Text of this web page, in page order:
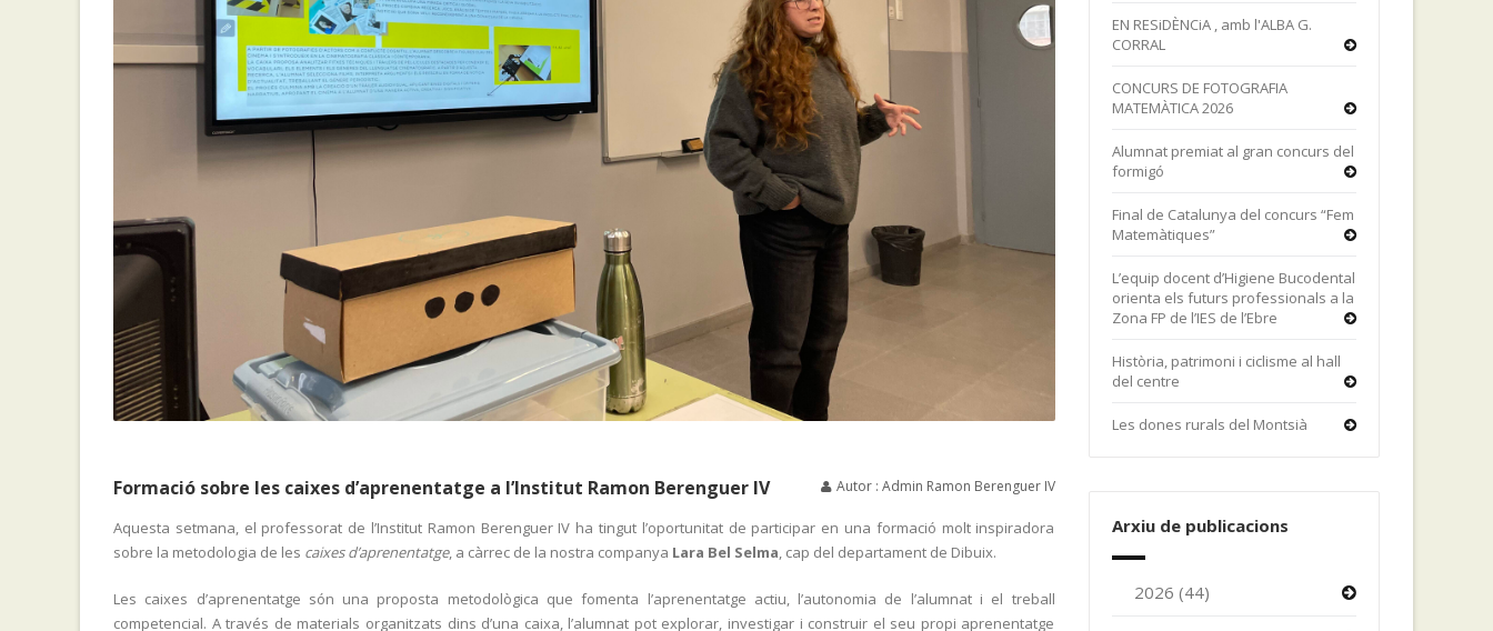
Formació sobre les caixes d’aprenentatge a l’Institut Ramon Berenguer IV Autor : Admin Ramon Berenguer IV
Aquesta setmana, el professorat de l’Institut Ramon Berenguer IV ha tingut l’oportunitat de participar en una formació molt inspiradora
sobre la metodologia de les caixes d’aprenentatge, a càrrec de la nostra companya Lara Bel Selma, cap del departament de Dibuix.
Les caixes d’aprenentatge són una proposta metodològica que fomenta l’aprenentatge actiu, l’autonomia de l’alumnat i el treball
competencial. A través de materials organitzats dins d’una caixa, l’alumnat pot explorar, investigar i construir el seu propi aprenentatge
EN RESiDÈNCiA , amb l'ALBA G.
CORRAL
CONCURS DE FOTOGRAFIA
MATEMÀTICA 2026
Alumnat premiat al gran concurs del
formigó
Final de Catalunya del concurs “Fem
Matemàtiques”
L’equip docent d’Higiene Bucodental
orienta els futurs professionals a la
Zona FP de l’IES de l’Ebre
Història, patrimoni i ciclisme al hall
del centre
Les dones rurals del Montsià
Arxiu de publicacions
2026 (44)